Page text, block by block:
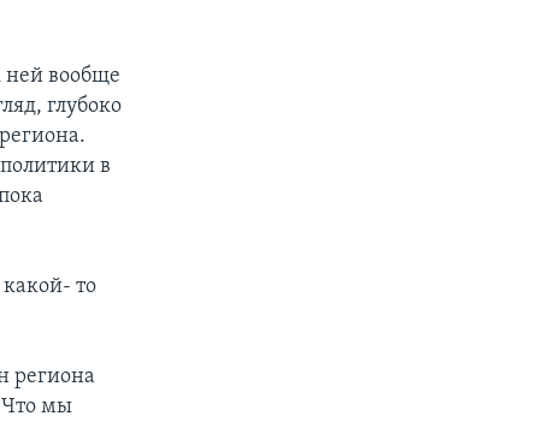
ней вообще
глубоко
в
то
региона
Что мы